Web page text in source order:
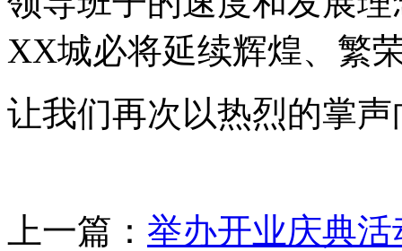
XX城必将延续辉煌、繁
让我们再次以热烈的掌
上一篇： 举办开业庆典